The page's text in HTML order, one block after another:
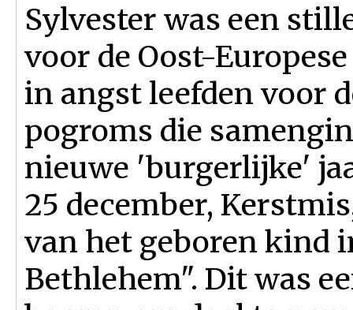
Sylvester was een
voor de Oost-
in angst leefden voor
pogroms die
nieuwe 'burgerlijke'
25 december,
van het geboren kind
Bethlehem". Dit was